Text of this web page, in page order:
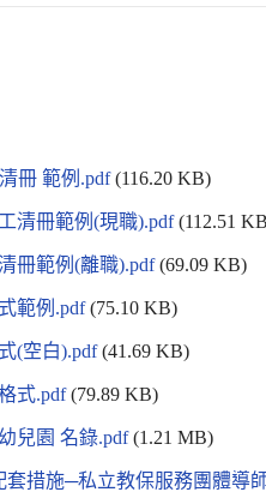
冊 範例.pdf(116.20 KB)
清冊範例(現職).pdf(112.51
冊範例(離職).pdf(69.09 KB)
範例.pdf(75.10 KB)
(空白).pdf(41.69 KB)
式.pdf(79.89 KB)
兒園 名錄.pdf(1.21 MB)
套措施─私立教保服務團體導